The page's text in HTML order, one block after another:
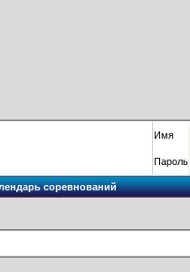
Имя
Пароль
соревнований